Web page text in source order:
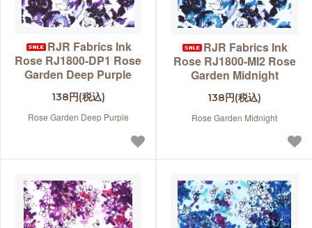
RJR Fabrics Ink
Rose RJ1800-DP1 Rose
Garden Deep Purple
138円(税込)
Rose Garden Deep Purple
RJR Fabrics Ink
Rose RJ1800-MI2 Rose
Garden Midnight
138円(税込)
Rose Garden Midnight